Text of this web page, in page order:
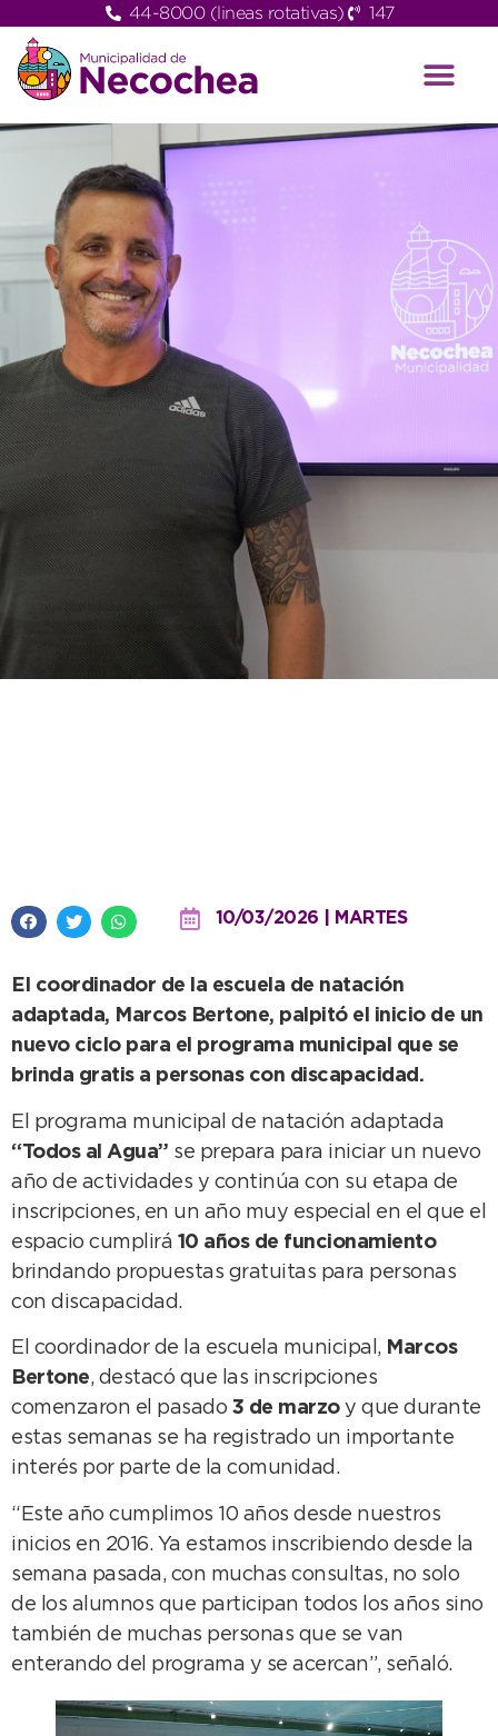
44-8000 (lineas rotativas) 147
10/03/2026 | MARTES
El coordinador de la escuela de natación
adaptada, Marcos Bertone, palpitó el inicio de un
nuevo ciclo para el programa municipal que se
brinda gratis a personas con discapacidad.
El programa municipal de natación adaptada
“Todos al Agua” se prepara para iniciar un nuevo
año de actividades y continúa con su etapa de
inscripciones, en un año muy especial en el que el
espacio cumplirá 10 años de funcionamiento
brindando propuestas gratuitas para personas
con discapacidad.
El coordinador de la escuela municipal, Marcos
Bertone, destacó que las inscripciones
comenzaron el pasado 3 de marzoy que durante
estas semanas se ha registrado un importante
interés por parte de la comunidad.
“Este año cumplimos 10 años desde nuestros
inicios en 2016. Ya estamos inscribiendo desde la
semana pasada, con muchas consultas, no solo
de los alumnos que participan todos los años sino
también de muchas personas que se van
enterando del programa y se acercan”, señaló.